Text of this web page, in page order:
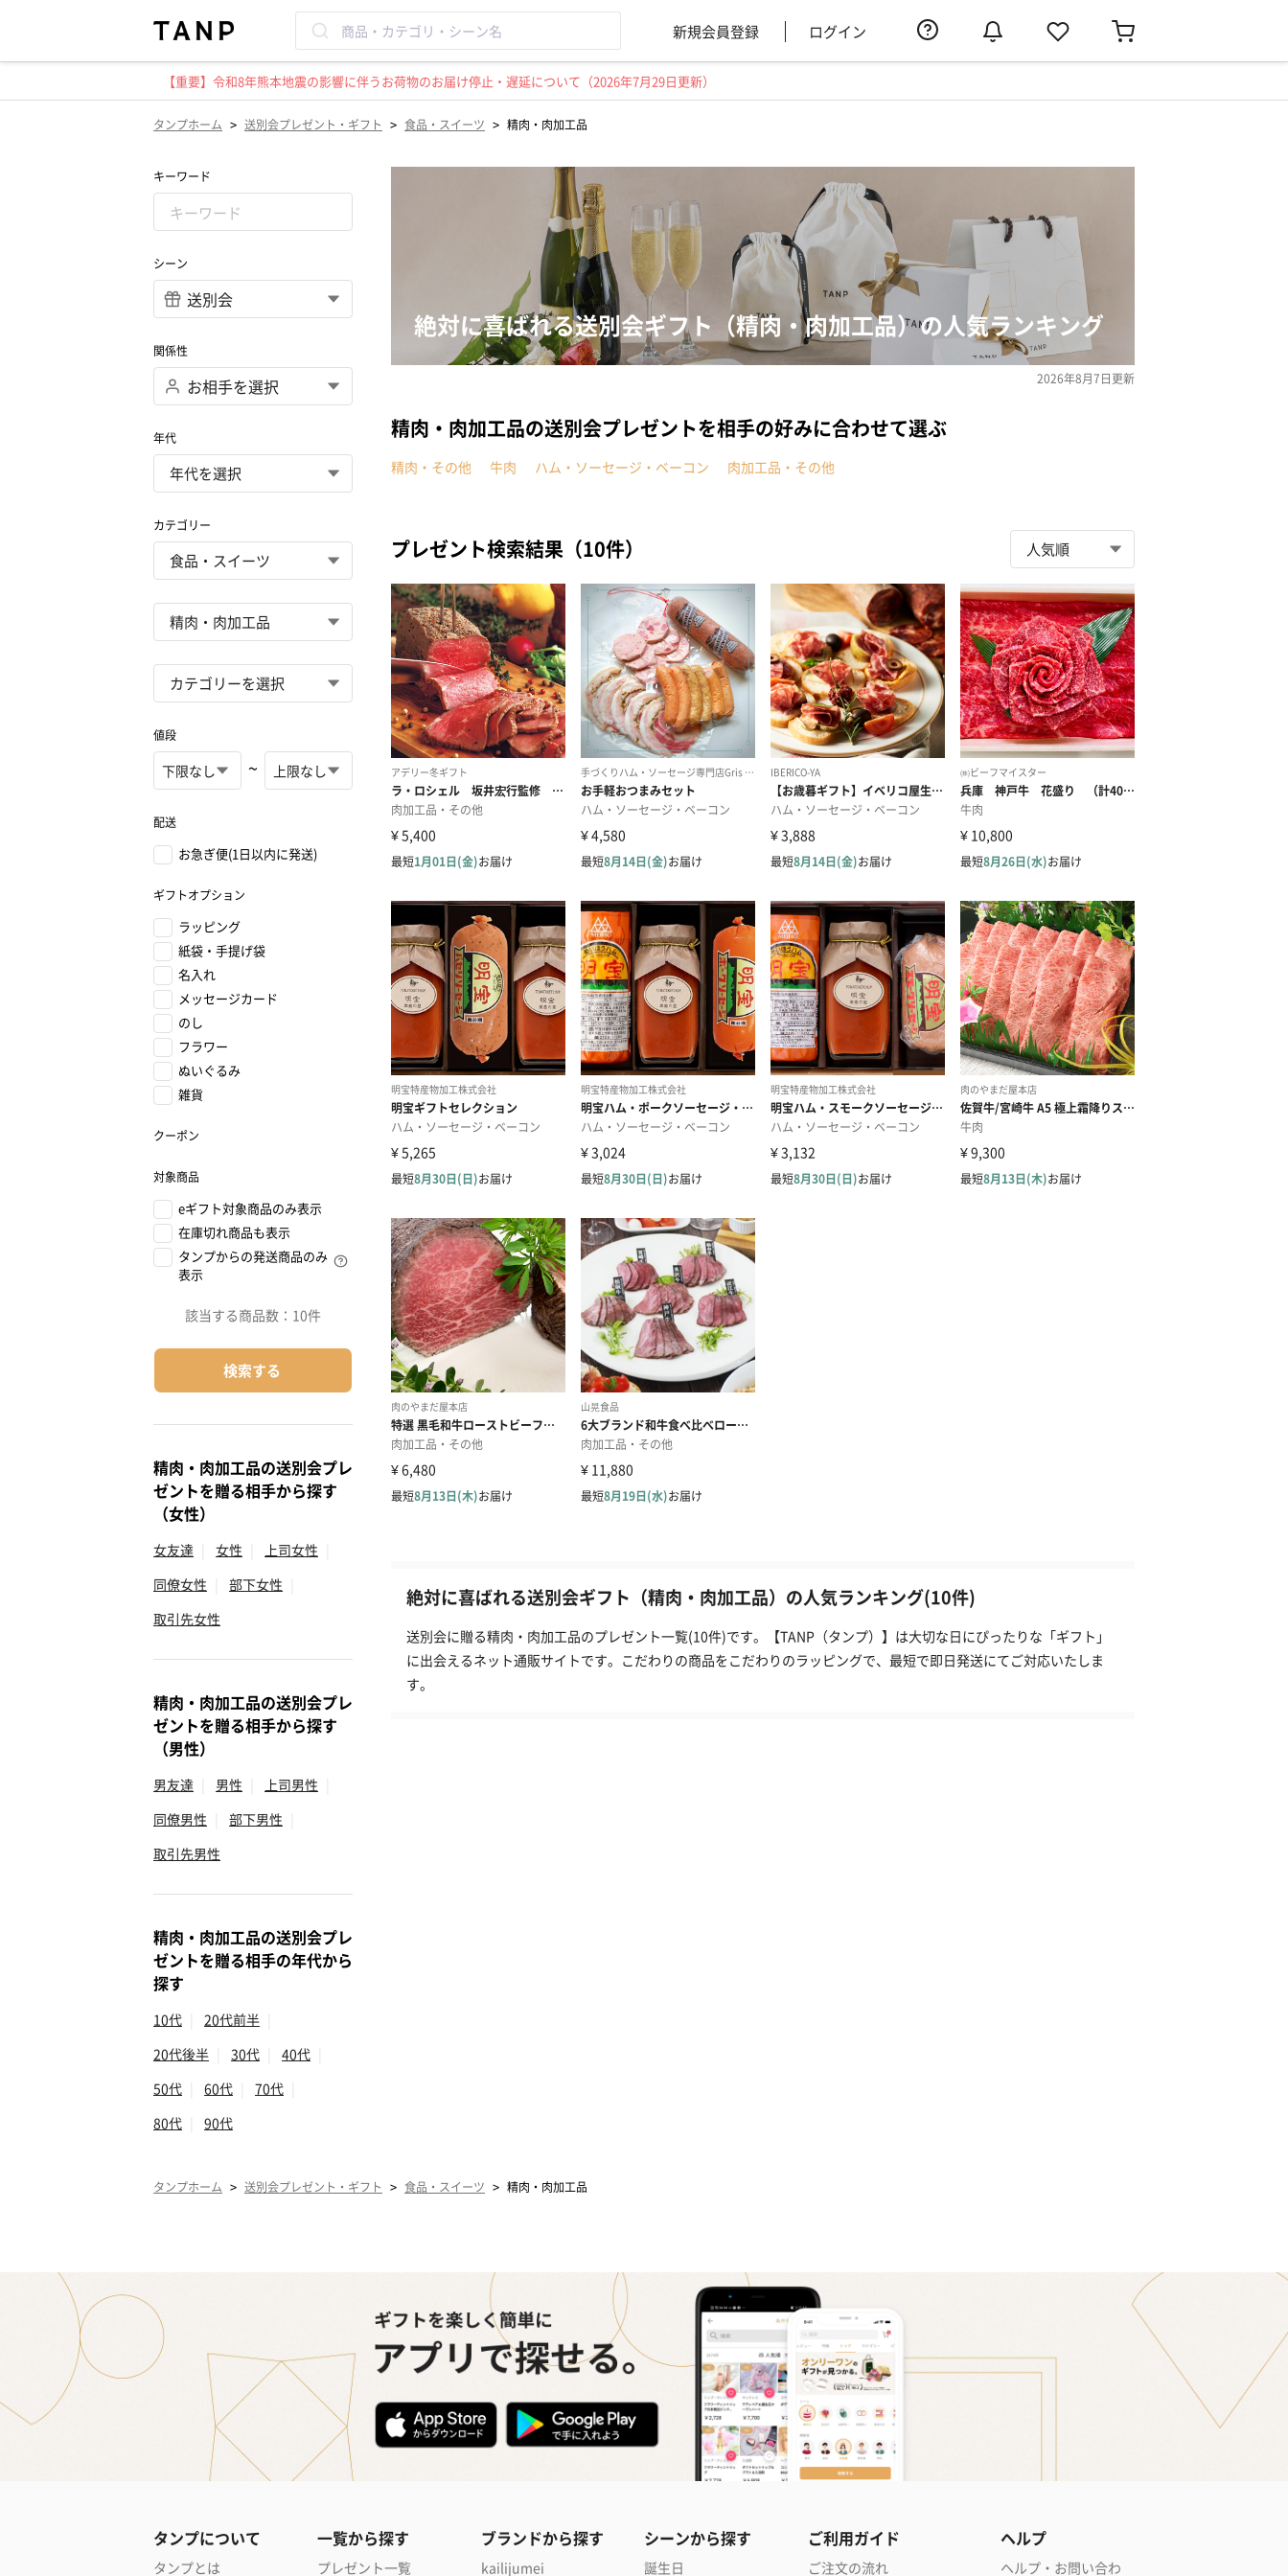
新規会員登録 ログイン
【重要】令和8年熊本地震の影響に伴うお荷物のお届け停止・遅延について（2026年7月29日更新）
タンプホーム > 送別会プレゼント・ギフト > 食品・スイーツ > 精肉・肉加工品
キーワード
シーン
関係性
年代
カテゴリー
値段
~
配送
お急ぎ便(1日以内に発送)
ギフトオプション
ラッピング
紙袋・手提げ袋
名入れ
メッセージカード
のし
フラワー
ぬいぐるみ
雑貨
クーポン
対象商品
eギフト対象商品のみ表示
在庫切れ商品も表示
タンプからの発送商品のみ
表示
該当する商品数： 10件
検索する
精肉・肉加工品の送別会プレ
ゼントを贈る相手から探す
（女性）
女友達 女性 上司女性
同僚女性
部下女性
取引先女性
精肉・肉加工品の送別会プレ
ゼントを贈る相手から探す
（男性）
男友達 男性 上司男性
同僚男性
部下男性
取引先男性
精肉・肉加工品の送別会プレ
ゼントを贈る相手の年代から
探す
10代 20代前半
20代後半
30代 40代
50代
60代 70代
80代
90代
絶対に喜ばれる送別会ギフト（精肉・肉加工品）の人気ランキング
2026年8月7日更新
精肉・肉加工品の送別会プレゼントを相手の好みに合わせて選ぶ
精肉・その他 牛肉 ハム・ソーセージ・ベーコン 肉加工品・その他
プレゼント検索結果（10件）
絶対に喜ばれる送別会ギフト（精肉・肉加工品）の人気ランキング(10件)
送別会に贈る精肉・肉加工品のプレゼント一覧(10件)です。【TANP（タンプ）】は大切な日にぴったりな「ギフト」
に出会えるネット通販サイトです。こだわりの商品をこだわりのラッピングで、最短で即日発送にてご対応いたしま
す。
タンプホーム > 送別会プレゼント・ギフト > 食品・スイーツ > 精肉・肉加工品
タンプについて
タンプとは
一覧から探す
プレゼント一覧
ブランドから探す
kailijumei
シーンから探す
誕生日
ご利用ガイド
ご注文の流れ
ヘルプ
ヘルプ・お問い合わ